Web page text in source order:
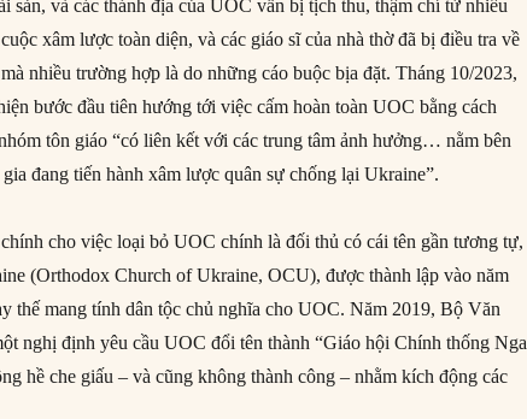
sản, và các thánh địa của UOC vẫn bị tịch thu, thậm chí từ nhiều
xâm lược toàn diện, và các giáo sĩ của nhà thờ đã bị điều tra về
nhiều trường hợp là do những cáo buộc bịa đặt. Tháng 10/2023,
bước đầu tiên hướng tới việc cấm hoàn toàn UOC bằng cách
tôn giáo “có liên kết với các trung tâm ảnh hưởng… nằm bên
đang tiến hành xâm lược quân sự chống lại Ukraine”.
cho việc loại bỏ UOC chính là đối thủ có cái tên gần tương tự,
(Orthodox Church of Ukraine, OCU), được thành lập vào năm
thế mang tính dân tộc chủ nghĩa cho UOC. Năm 2019, Bộ Văn
nghị định yêu cầu UOC đổi tên thành “Giáo hội Chính thống Nga
hề che giấu – và cũng không thành công – nhằm kích động các